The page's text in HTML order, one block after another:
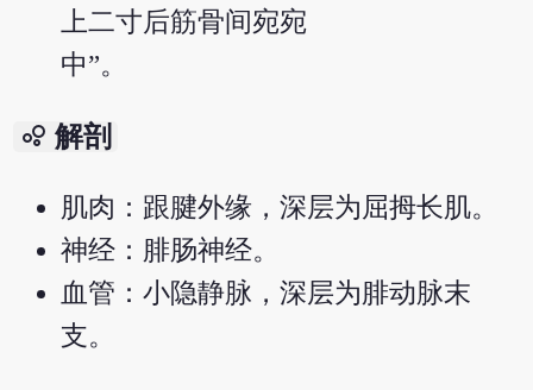
上二寸后筋骨间宛宛
中”。
bubble_chart 解剖
肌肉：跟腱外缘，深层为屈拇长肌。
神经：腓肠神经。
血管：小隐静脉，深层为腓动脉末
支。